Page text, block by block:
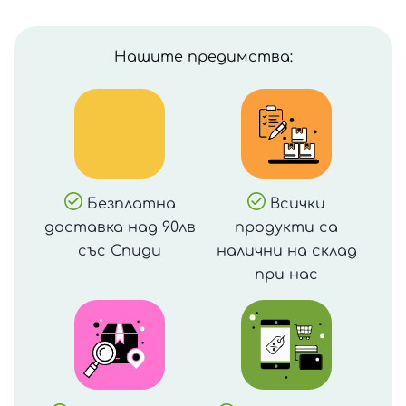
Нашите предимства:
Безплатна
доставка над 90лв
със Спиди
Всички
продукти са
налични на склад
при нас
Yum
Bamboo